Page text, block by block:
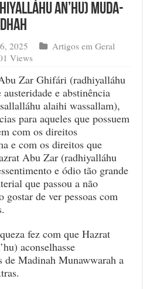
an’hu) muda-
2025
Artigos em Geral
Views
Zar Ghifári (radhiyalláhu
e abstinência
alaihi wassallam),
para aqueles que possuem
com os direitos
e com os direitos que
Abu Zar (radhiyalláhu
e ódio tão grande
que passou a não
gostar de ver pessoas com
fez com que Hazrat
aconselhasse
de Madinah Munawwarah a